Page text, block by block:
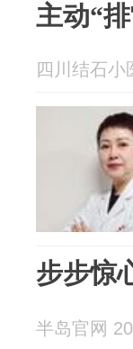
主动“
四川结石
步步惊
半岛官网